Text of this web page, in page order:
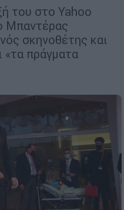
του στο Yahoo
Μπαντέρας
σκηνοθέτης και
«τα πράγματα